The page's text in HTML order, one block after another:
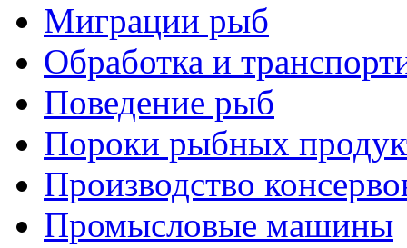
Миграции рыб
Обработка и
Поведение рыб
Пороки рыбных
Производство
Промысловые машины